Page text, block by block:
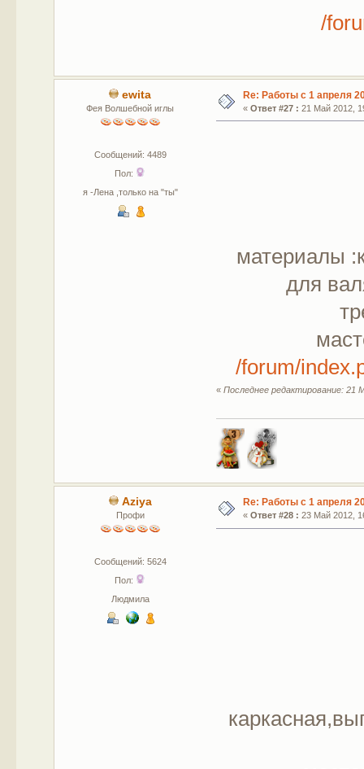
/
ewita
Фея Волшебной иглы
Сообщений: 4489
Пол:
я -Лена ,только на "ты"
Re: Работы с 1 апреля
« Ответ #27 : 21 Май 2012,
материалы
для
/forum/
«Последнее редактирование: 21
Aziya
Профи
Сообщений: 5624
Пол:
Людмила
Re: Работы с 1 апреля
« Ответ #28 : 23 Май 2012,